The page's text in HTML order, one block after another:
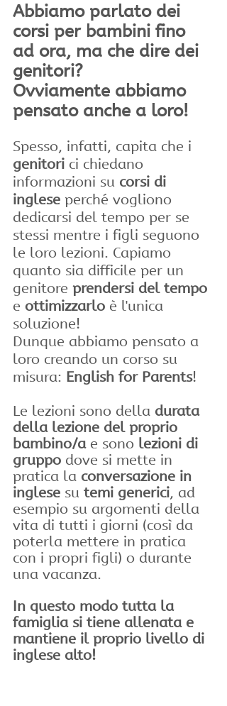
Abbiamo parlato dei
corsi per bambini fino
ad ora, ma che dire dei
genitori?
Ovviamente abbiamo
pensato anche a loro!
Spesso, infatti, capita che i
genitori ci chiedano
informazioni su corsi di
inglese perché vogliono
dedicarsi del tempo per se
stessi mentre i figli seguono
le loro lezioni. Capiamo
quanto sia difficile per un
genitore prendersi del tempo
e ottimizzarlo è l'unica
soluzione!
Dunque abbiamo pensato a
loro creando un corso su
misura: English for Parents!
Le lezioni sono della durata
della lezione del proprio
bambino/a e sono lezioni di
gruppo dove si mette in
pratica la conversazione in
inglese su temi generici, ad
esempio su argomenti della
vita di tutti i giorni (così da
poterla mettere in pratica
con i propri figli) o durante
una vacanza.
In questo modo tutta la
famiglia si tiene allenata e
mantiene il proprio livello di
inglese alto!